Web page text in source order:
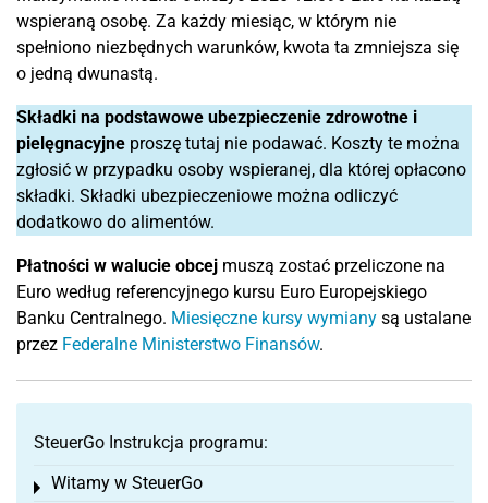
wspieraną osobę. Za każdy miesiąc, w którym nie
spełniono niezbędnych warunków, kwota ta zmniejsza się
o jedną dwunastą.
Składki na podstawowe ubezpieczenie zdrowotne i
pielęgnacyjne proszę tutaj nie podawać. Koszty te można
zgłosić w przypadku osoby wspieranej, dla której opłacono
składki. Składki ubezpieczeniowe można odliczyć
dodatkowo do alimentów.
Płatności w walucie obcej muszą zostać przeliczone na
Euro według referencyjnego kursu Euro Europejskiego
Banku Centralnego. Miesięczne kursy wymiany są ustalane
przez Federalne Ministerstwo Finansów.
SteuerGo Instrukcja programu:
Witamy w SteuerGo
Toggle menu